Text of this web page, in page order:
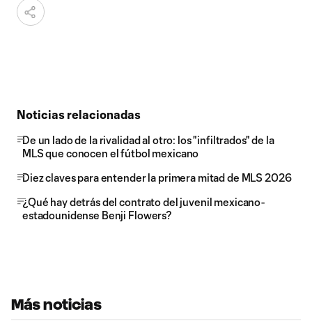
Noticias relacionadas
De un lado de la rivalidad al otro: los "infiltrados" de la
MLS que conocen el fútbol mexicano
Diez claves para entender la primera mitad de MLS 2026
¿Qué hay detrás del contrato del juvenil mexicano-
estadounidense Benji Flowers?
Más noticias